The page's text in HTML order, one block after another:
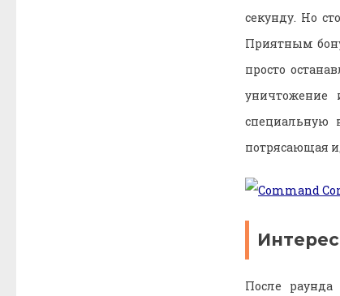
секунду. Но
Приятным
просто
уничтожение
специальную
потрясающая
После